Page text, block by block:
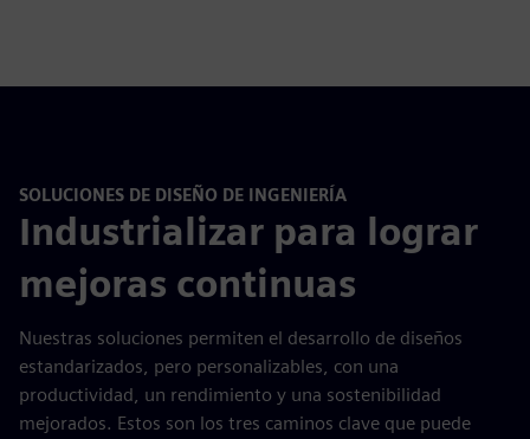
SOLUCIONES DE DISEÑO DE INGENIERÍA
Industrializar para lograr
mejoras continuas
Nuestras soluciones permiten el desarrollo de diseños
estandarizados, pero personalizables, con una
productividad, un rendimiento y una sostenibilidad
mejorados. Estos son los tres caminos clave que puede